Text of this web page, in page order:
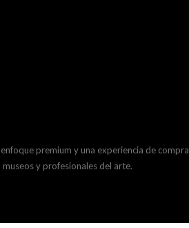
premium y una experiencia de compra
y profesionales del arte.